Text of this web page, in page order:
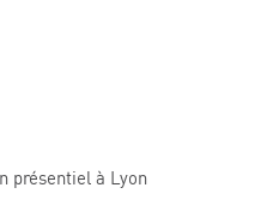
présentiel à Lyon